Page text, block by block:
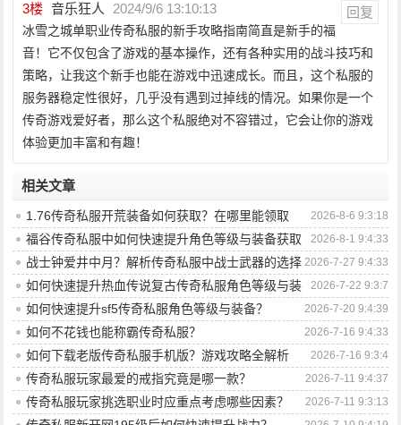
3楼 音乐狂人 2024/9/6 13:10:13 回复
冰雪之城单职业传奇私服的新手攻略指南简直是新手的福
音！它不仅包含了游戏的基本操作，还有各种实用的战斗技巧和
策略，让我这个新手也能在游戏中迅速成长。而且，这个私服的
服务器稳定性很好，几乎没有遇到过掉线的情况。如果你是一个
传奇游戏爱好者，那么这个私服绝对不容错过，它会让你的游戏
体验更加丰富和有趣！
相关文章
2026-8-6 9:3:18
1.76传奇私服开荒装备如何获取？在哪里能领取
到？
2026-8-1 9:4:33
福谷传奇私服中如何快速提升角色等级与装备获取
效率？
2026-7-27 9:4:33
战士钟爱井中月？解析传奇私服中战士武器的选择
奥秘
2026-7-22 9:3:7
如何快速提升热血传说复古传奇私服角色等级与装
备战力？
2026-7-20 9:4:39
如何快速提升sf5传奇私服角色等级与装备？
2026-7-16 9:4:33
如何不花钱也能称霸传奇私服？
2026-7-16 9:3:4
如何下载老版传奇私服手机版？游戏攻略全解析
2026-7-11 9:4:37
传奇私服玩家最爱的戒指究竟是哪一款？
2026-7-11 9:3:13
传奇私服玩家挑选职业时应重点考虑哪些因素？